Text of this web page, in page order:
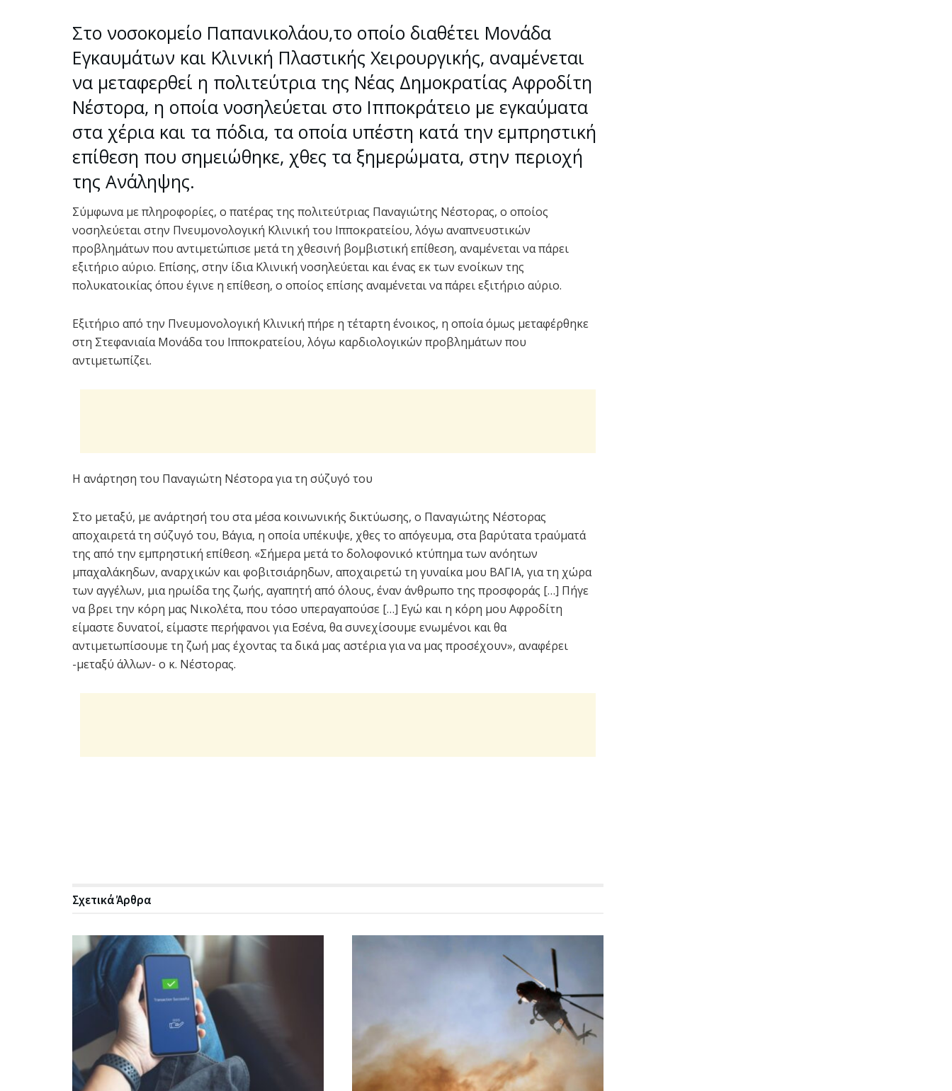
Στο νοσοκομείο Παπανικολάου,το οποίο διαθέτει Μονάδα
Εγκαυμάτων και Κλινική Πλαστικής Χειρουργικής, αναμένεται
να μεταφερθεί η πολιτεύτρια της Νέας Δημοκρατίας Αφροδίτη
Νέστορα, η οποία νοσηλεύεται στο Ιπποκράτειο με εγκαύματα
στα χέρια και τα πόδια, τα οποία υπέστη κατά την εμπρηστική
επίθεση που σημειώθηκε, χθες τα ξημερώματα, στην περιοχή
της Ανάληψης.
Σύμφωνα με πληροφορίες, ο πατέρας της πολιτεύτριας Παναγιώτης Νέστορας, ο οποίος
νοσηλεύεται στην Πνευμονολογική Κλινική του Ιπποκρατείου, λόγω αναπνευστικών
προβλημάτων που αντιμετώπισε μετά τη χθεσινή βομβιστική επίθεση, αναμένεται να πάρει
εξιτήριο αύριο. Επίσης, στην ίδια Κλινική νοσηλεύεται και ένας εκ των ενοίκων της
πολυκατοικίας όπου έγινε η επίθεση, ο οποίος επίσης αναμένεται να πάρει εξιτήριο αύριο.
Εξιτήριο από την Πνευμονολογική Κλινική πήρε η τέταρτη ένοικος, η οποία όμως μεταφέρθηκε
στη Στεφανιαία Μονάδα του Ιπποκρατείου, λόγω καρδιολογικών προβλημάτων που
αντιμετωπίζει.
Η ανάρτηση του Παναγιώτη Νέστορα για τη σύζυγό του
Στο μεταξύ, με ανάρτησή του στα μέσα κοινωνικής δικτύωσης, ο Παναγιώτης Νέστορας
αποχαιρετά τη σύζυγό του, Βάγια, η οποία υπέκυψε, χθες το απόγευμα, στα βαρύτατα τραύματά
της από την εμπρηστική επίθεση. «Σήμερα μετά το δολοφονικό κτύπημα των ανόητων
μπαχαλάκηδων, αναρχικών και φοβιτσιάρηδων, αποχαιρετώ τη γυναίκα μου ΒΑΓΙΑ, για τη χώρα
των αγγέλων, μια ηρωίδα της ζωής, αγαπητή από όλους, έναν άνθρωπο της προσφοράς […] Πήγε
να βρει την κόρη μας Νικολέτα, που τόσο υπεραγαπούσε […] Εγώ και η κόρη μου Αφροδίτη
είμαστε δυνατοί, είμαστε περήφανοι για Εσένα, θα συνεχίσουμε ενωμένοι και θα
αντιμετωπίσουμε τη ζωή μας έχοντας τα δικά μας αστέρια για να μας προσέχουν», αναφέρει
-μεταξύ άλλων- ο κ. Νέστορας.
ΣχετικάΆρθρα